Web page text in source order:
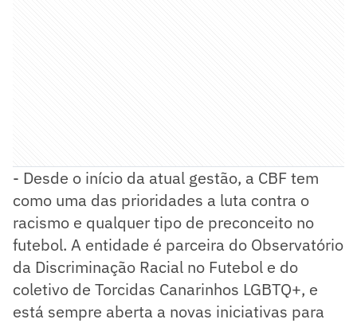
- Desde o início da atual gestão, a CBF tem
como uma das prioridades a luta contra o
racismo e qualquer tipo de preconceito no
futebol. A entidade é parceira do Observatório
da Discriminação Racial no Futebol e do
coletivo de Torcidas Canarinhos LGBTQ+, e
está sempre aberta a novas iniciativas para